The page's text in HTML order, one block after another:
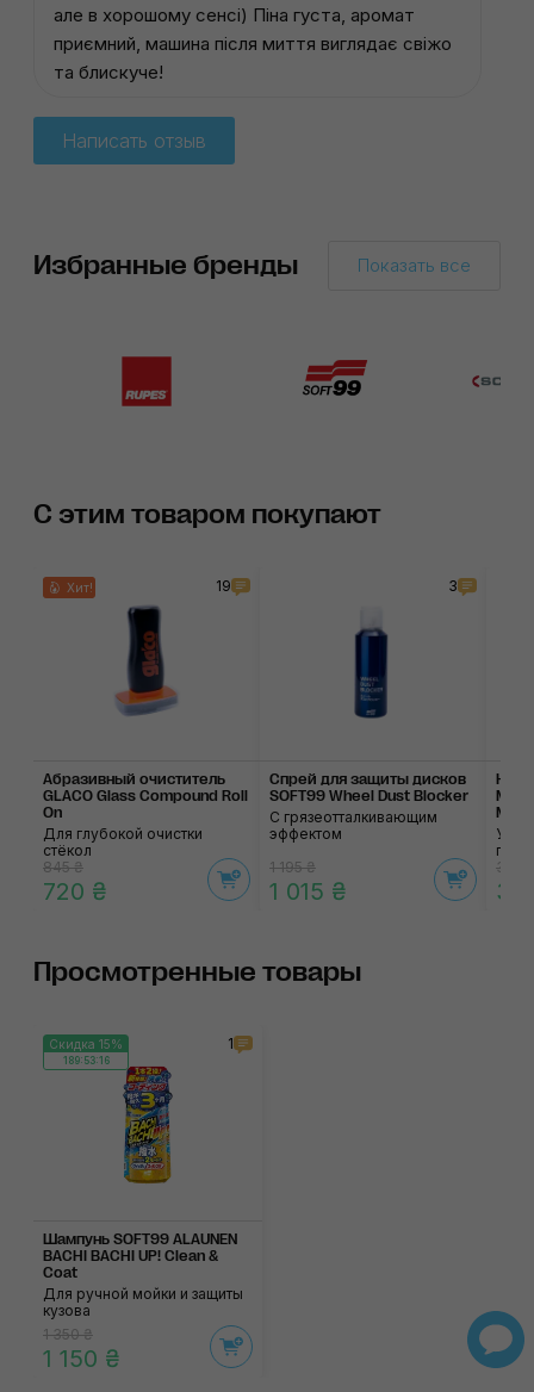
але в хорошому сенсі) Піна густа, аромат
приємний, машина після миття виглядає свіжо
та блискуче!
Написать отзыв
Избранные бренды Показать все
С этим товаром покупают
Хит! 19
Абразивный очисти­тель
GLACO Glass Compound Roll
On
Для глубокой очистки
стёкол
845 ₴
720 ₴
3
Спрей для защиты дисков
SOFT99 Wheel Dust Blocker
С грязеотталкивающим
эффектом
1 195 ₴
1 015 ₴
360
Просмотренные товары
Скидка 15%
189:53:15
1
Шампунь SOFT99 ALAUNEN
BACHI BACHI UP! Clean &
Coat
Для ручной мойки и защиты
кузова
1 350 ₴
1 150 ₴